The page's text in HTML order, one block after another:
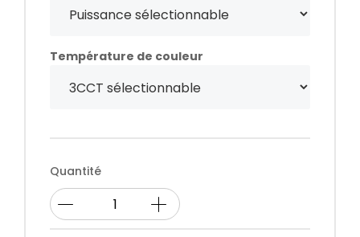
Température de couleur
Quantité